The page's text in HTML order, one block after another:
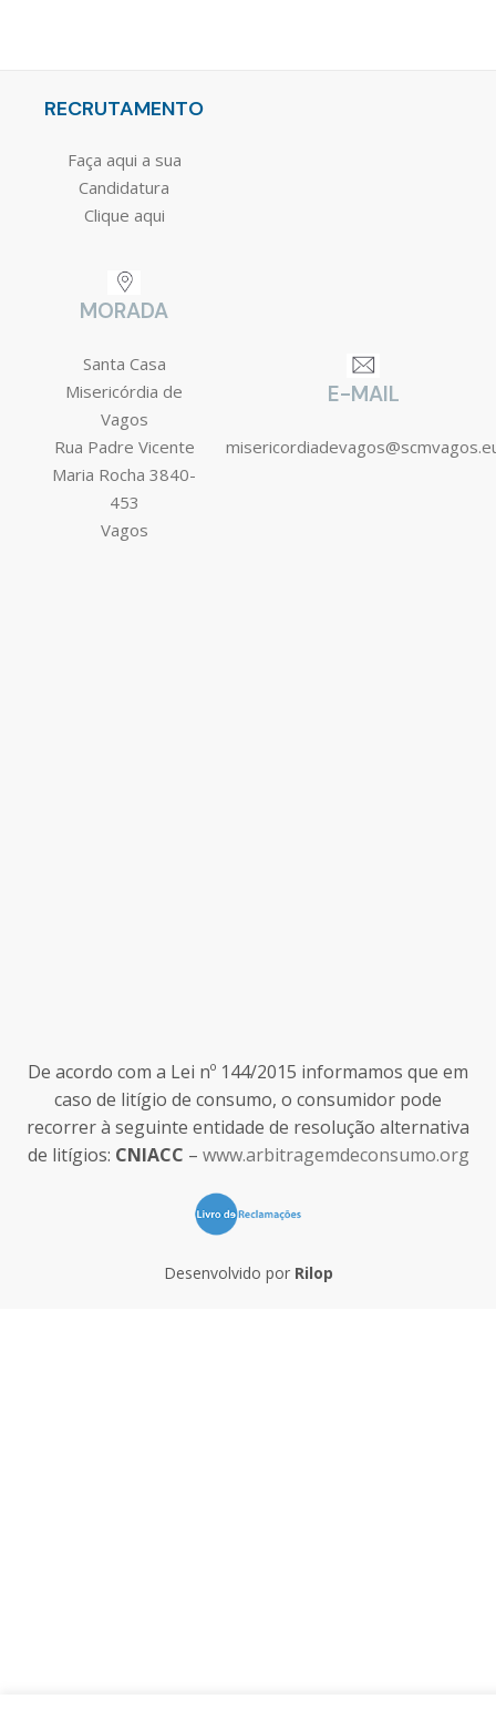
RECRUTAMENTO
Faça aqui a sua
Candidatura
Clique aqui
MORADA
Santa Casa
Misericórdia de
Vagos
Rua Padre Vicente
Maria Rocha 3840-
453
Vagos
E-MAIL
De acordo com a Lei nº 144/2015 informamos que em
caso de litígio de consumo, o consumidor pode
recorrer à seguinte entidade de resolução alternativa
de litígios: CNIACC – www.arbitragemdeconsumo.org
Desenvolvido por Rilop